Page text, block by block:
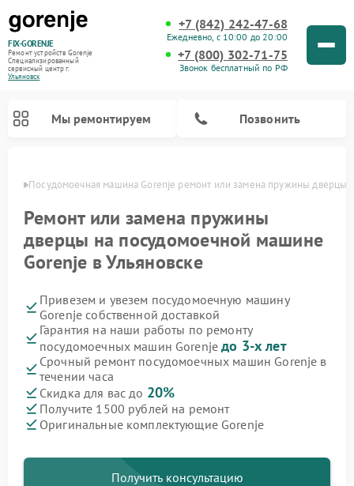
FIX-GORENJE
Ремонт устройств Gorenje
Специализированный
cервисный центр г.
Ульяновск
+7 (842) 242-47-68
Ежедневно, с 10:00 до 20:00
+7 (800) 302-71-75
Звонок бесплатный по РФ
Мы ремонтируем Позвонить
Посудомоечная машина Gorenje ремонт или замена пружины дверцы
Ремонт или замена пружины
дверцы на посудомоечной машине
Gorenje в Ульяновске
Привезем и увезем посудомоечную машину
Gorenje собственной доставкой
Гарантия на наши работы по ремонту
посудомоечных машин Gorenjeдо 3-х лет
Срочный ремонт посудомоечных машин Gorenje в
течении часа
Скидка для вас до 20%
Получите 1500 рублей на ремонт
Оригинальные комплектующие Gorenje
Получить консультацию